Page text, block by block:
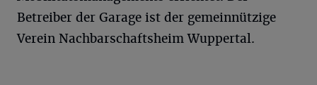
Betreiber der Garage ist der gemeinnützige
Verein Nachbarschaftsheim Wuppertal.